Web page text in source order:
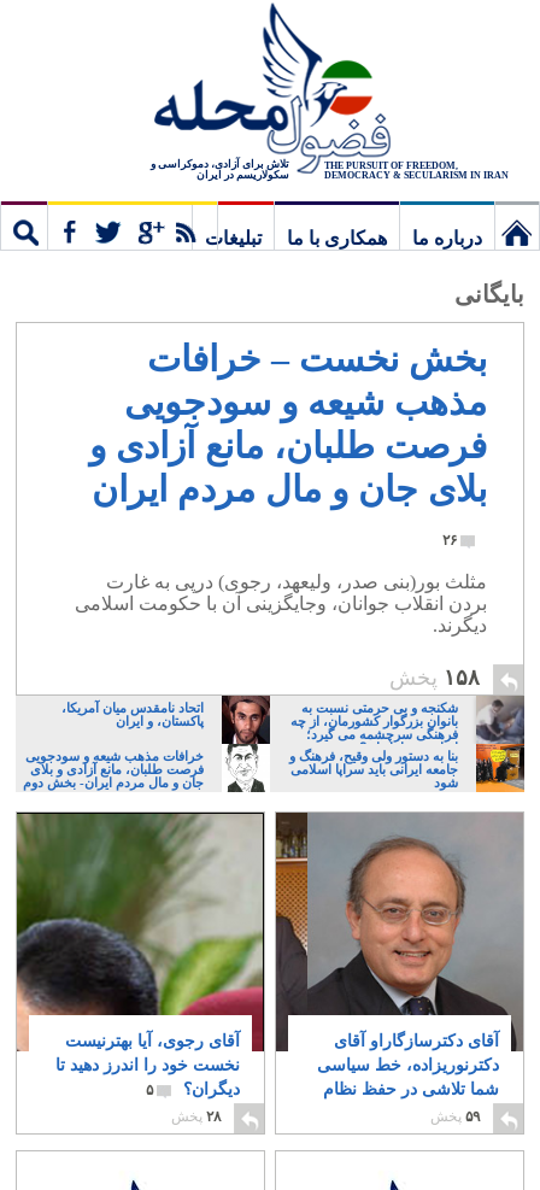
THE PURSUIT OF FREEDOM,
DEMOCRACY & SECULARISM IN IRAN
تلاش برای آزادی، دموکراسی و
سکولاریسم در ایران
درباره ما همکاری با ما
تبلیغات
بایگانی
بخش نخست – خرافات
مذهب شیعه و سودجویی
فرصت طلبان، مانع آزادی و
بلای جان و مال مردم ایران
۲۶
مثلث بور(بنی صدر، ولیعهد، رجوی) درپی به غارت
بردن انقلاب جوانان، وجایگزینی آن با حکومت اسلامی
دیگرند.
۱۵۸ پخش
شکنجه و بی حرمتی نسبت به
بانوان بزرگوار کشورمان، از چه
فرهنگی سرچشمه می گیرد؛
ایرانی، و یا تازیان؟
اتحاد نامقدس میان آمریکا،
پاکستان، و ایران
بنا به دستور ولی وقیح، فرهنگ و
جامعه ایرانی باید سراپا اسلامی
شود
خرافات مذهب شیعه و سودجویی
فرصت طلبان، مانع آزادی و بلای
جان و مال مردم ایران- بخش دوم
آقای دکترسازگاراو آقای
دکترنوریزاده، خط سیاسی
شما تلاشی در حفظ نظام
نیست؟
۵۹ پخش
آقای رجوی، آیا بهترنیست
نخست خود را اندرز دهید تا
دیگران؟
۵
۲۸ پخش